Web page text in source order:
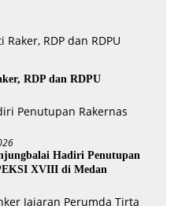
RDP dan RDPU
Hadiri Penutupan
XVIII di Medan